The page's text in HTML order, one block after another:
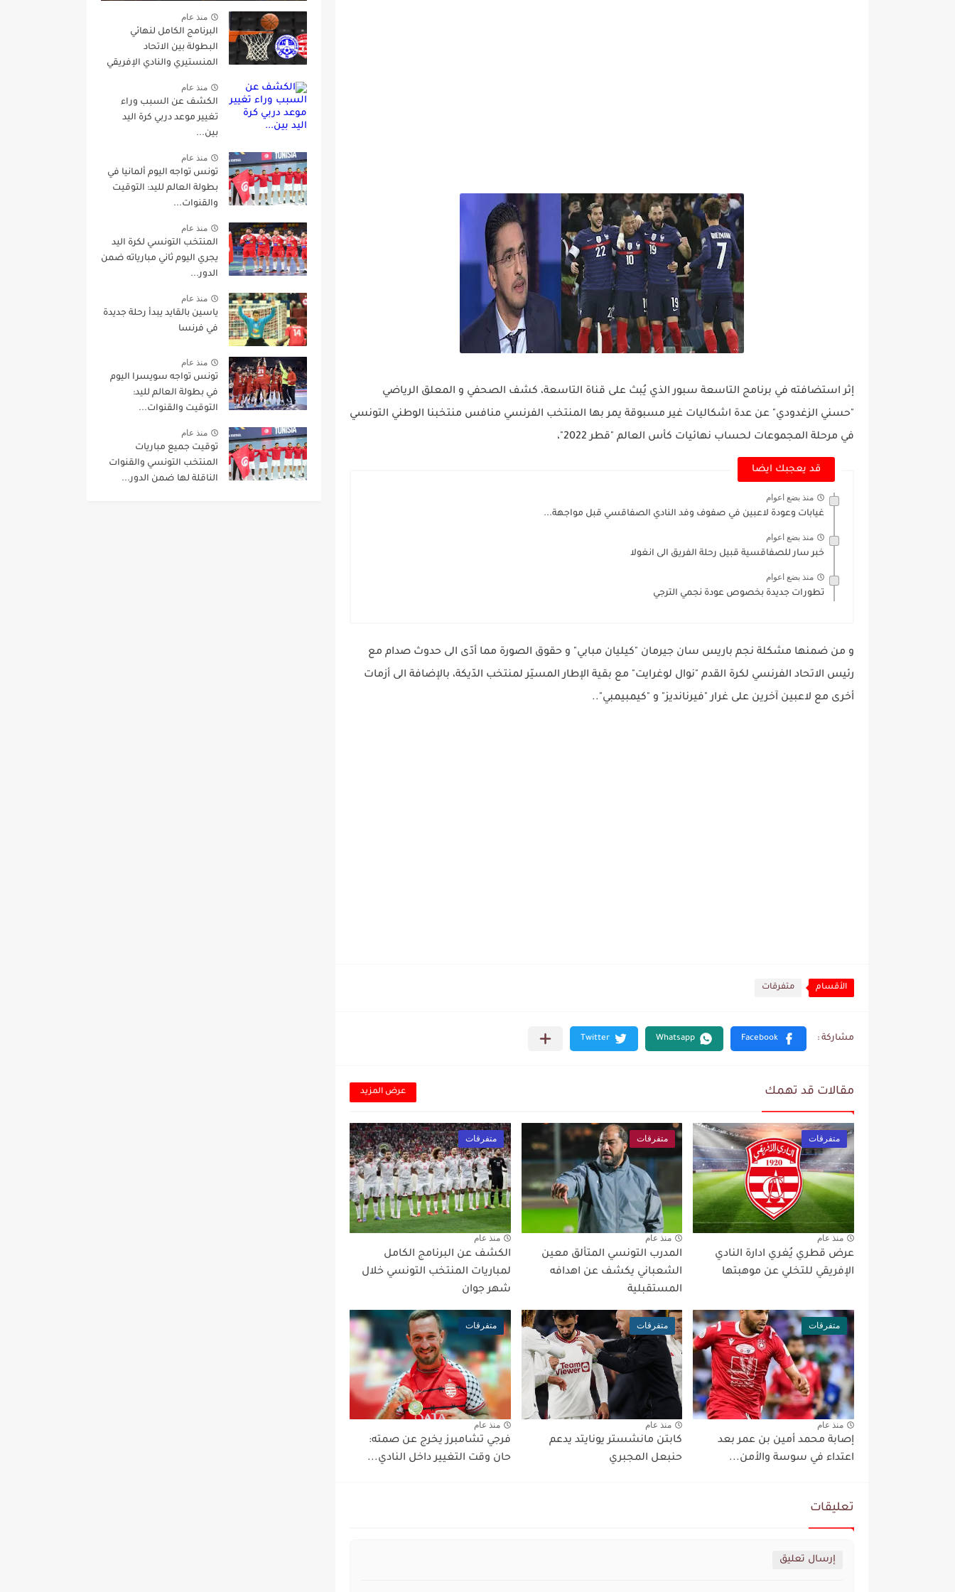
إثر استضافته في برنامج التاسعة سبور الذي يُبث على قناة التاسعة، كشف الصحفي و المعلق الرياضي
"حسني الزغدودي" عن عدة اشكاليات غير مسبوقة يمر بها المنتخب الفرنسي منافس منتخبنا الوطني التونسي
في مرحلة المجموعات لحساب نهائيات كأس العالم "قطر 2022"،
قد يعجبك ايضا
منذ بضع اعوام
غيابات وعودة لاعبين في صفوف وفد النادي الصفاقسي قبل مواجهة...
منذ بضع اعوام
خبر سار للصفاقسية قبيل رحلة الفريق الى انغولا
منذ بضع اعوام
تطورات جديدة بخصوص عودة نجمي الترجي
و من ضمنها مشكلة نجم باريس سان جيرمان "كيليان مبابي" و حقوق الصورة مما أدّى الى حدوث صدام مع
رئيس الاتحاد الفرنسي لكرة القدم "نوال لوغرايت" مع بقية الإطار المسيّر لمنتخب الدّيكة، بالإضافة الى أزمات
أخرى مع لاعبين آخرين على غرار "فيرنانديز" و "كيمبيمبي"..
الأقسام متفرقات
مقالات قد تهمك عرض المزيد
متفرقات
منذ عام
عرض قطري يُغري ادارة النادي
الإفريقي للتخلي عن موهبتها
متفرقات
منذ عام
المدرب التونسي المتألق معين
الشعباني يكشف عن اهدافه
المستقبلية
متفرقات
منذ عام
الكشف عن البرنامج الكامل
لمباريات المنتخب التونسي خلال
شهر جوان
متفرقات
منذ عام
إصابة محمد أمين بن عمر بعد
اعتداء في سوسة والأمن...
متفرقات
منذ عام
كابتن مانشستر يونايتد يدعم
حنبعل المجبري
متفرقات
منذ عام
فرجي تشامبرز يخرج عن صمته:
حان وقت التغيير داخل النادي...
تعليقات
إرسال تعليق
منذ عام
البرنامج الكامل لنهائي
البطولة بين الاتحاد
المنستيري والنادي الإفريقي
منذ عام
الكشف عن السبب وراء
تغيير موعد دربي كرة اليد
بين...
منذ عام
تونس تواجه اليوم ألمانيا في
بطولة العالم لليد: التوقيت
والقنوات...
منذ عام
المنتخب التونسي لكرة اليد
يجري اليوم ثاني مبارياته ضمن
الدور...
منذ عام
ياسين بالقايد يبدأ رحلة جديدة
في فرنسا
منذ عام
تونس تواجه سويسرا اليوم
في بطولة العالم لليد:
التوقيت والقنوات...
منذ عام
توقيت جميع مباريات
المنتخب التونسي والقنوات
الناقلة لها ضمن الدور...